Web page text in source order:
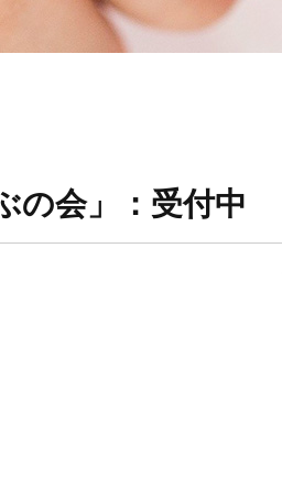
の会」：受付中